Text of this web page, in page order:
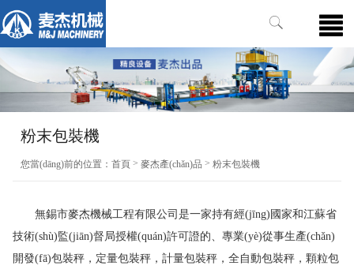
粉末包裝機
您當(dāng)前的位置： 首頁 > 麥杰產(chǎn)品 > 粉末包裝機
無錫市麥杰機械工程有限公司是一家持有經(jīng)國家和江蘇省
技術(shù)監(jiān)督局授權(quán)許可證的、專業(yè)從事生產(chǎn)
開發(fā)包裝秤，定量包裝秤，計量包裝秤，全自動包裝秤，顆粒包